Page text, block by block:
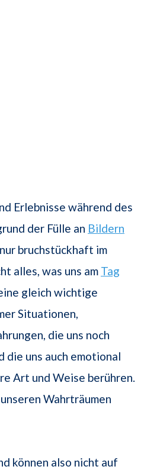
Erlebnisse während des
der Fülle an Bildern
bruchstückhaft im
alles, was uns am Tag
gleich wichtige
Situationen,
die uns noch
die uns auch emotional
Art und Weise berühren.
Wahrträumen
können also nicht auf